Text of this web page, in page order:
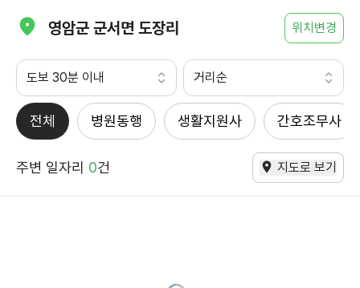
영암군 군서면 도장리 위치변경
도보 30분 이내 거리순
전체 병원동행 생활지원사 간호조무사
주변 일자리 0건 지도로 보기